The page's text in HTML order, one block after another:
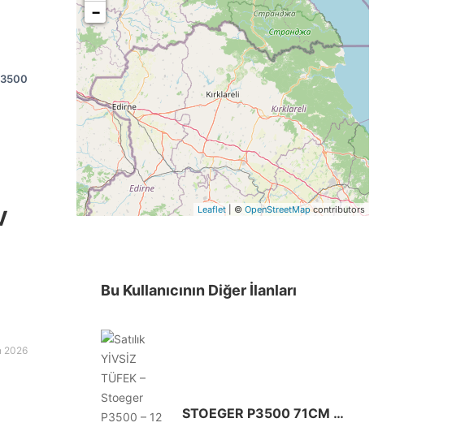
2026
−
Leaflet | © OpenStreetMapcontributors
Bu Kullanıcının Diğer İlanları
STOEGER P3500 71CM POMPALI